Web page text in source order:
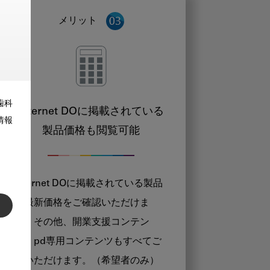
科
報
メリット
Internet DOに掲載されている
製品価格も閲覧可能
Internet DOに掲載されている製品
の最新価格をご確認いただけま
す。その他、開業支援コンテン
ツ、pd専用コンテンツもすべてご
覧いただけます。（希望者のみ）